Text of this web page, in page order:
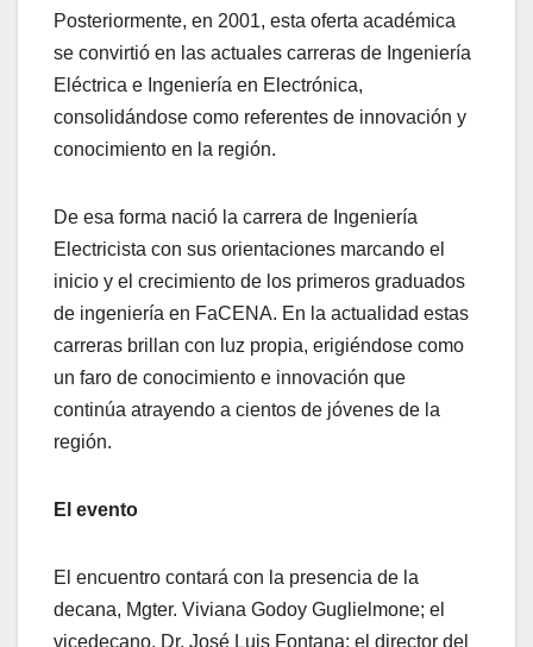
Posteriormente, en 2001, esta oferta académica
se convirtió en las actuales carreras de Ingeniería
Eléctrica e Ingeniería en Electrónica,
consolidándose como referentes de innovación y
conocimiento en la región.
De esa forma nació la carrera de Ingeniería
Electricista con sus orientaciones marcando el
inicio y el crecimiento de los primeros graduados
de ingeniería en FaCENA. En la actualidad estas
carreras brillan con luz propia, erigiéndose como
un faro de conocimiento e innovación que
continúa atrayendo a cientos de jóvenes de la
región.
El evento
El encuentro contará con la presencia de la
decana, Mgter. Viviana Godoy Guglielmone; el
vicedecano, Dr. José Luis Fontana; el director del